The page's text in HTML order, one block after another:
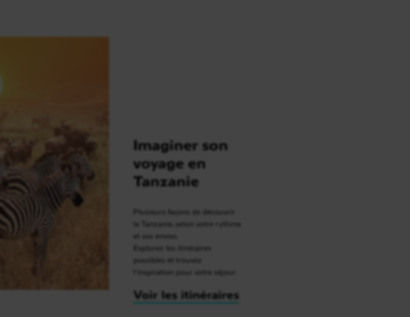
Imaginer son
voyage en
Tanzanie
Plusieurs façons de découvrir
la Tanzanie, selon votre rythme
et vos envies.
Explorez les itinéraires
possibles et trouvez
l’inspiration pour votre séjour.
Voir les itinéraires